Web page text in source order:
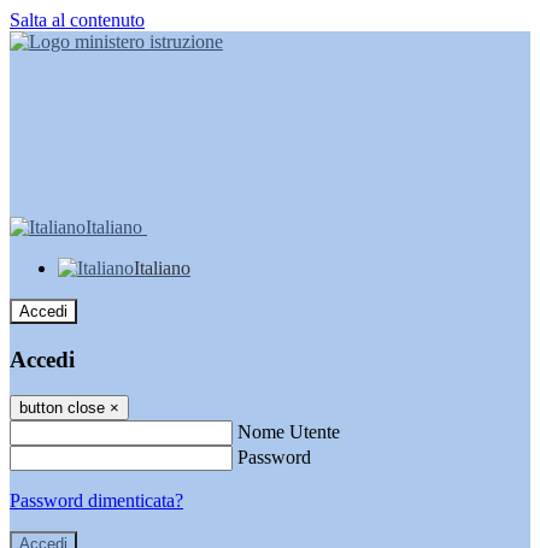
Salta al contenuto
Italiano
Italiano
Accedi
Accedi
button close ×
Nome Utente
Password
Password dimenticata?